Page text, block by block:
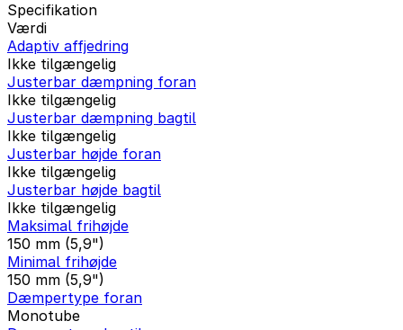
Specifikation
Værdi
Adaptiv affjedring
Ikke tilgængelig
Justerbar dæmpning foran
Ikke tilgængelig
Justerbar dæmpning bagtil
Ikke tilgængelig
Justerbar højde foran
Ikke tilgængelig
Justerbar højde bagtil
Ikke tilgængelig
Maksimal frihøjde
150 mm (5,9")
Minimal frihøjde
150 mm (5,9")
Dæmpertype foran
Monotube